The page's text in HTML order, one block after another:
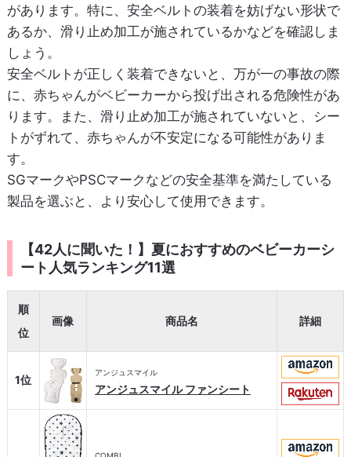
があります。特に、安全ベルトの装着を妨げない形状で
あるか、滑り止め加工が施されているかなどを確認しま
しょう。
安全ベルトが正しく装着できないと、万が一の事故の際
に、赤ちゃんがベビーカーから投げ出される危険性があ
ります。また、滑り止め加工が施されていないと、シー
トがずれて、赤ちゃんが不安定になる可能性がありま
す。
SGマークやPSCマークなどの安全基準を満たしている
製品を選ぶと、より安心して使用できます。
【42人に聞いた！】夏におすすめのベビーカーシ
ート人気ランキング11選
順
位
画像 商品名 詳細
1位
アンジュスマイル
アンジュスマイル ファンシート